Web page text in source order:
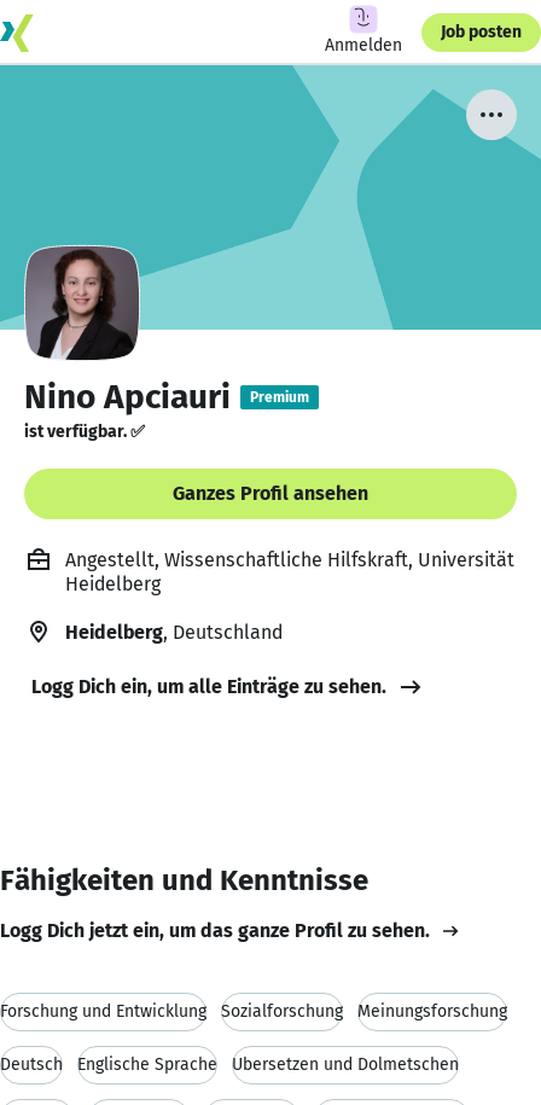
Anmelden
Job posten
Nino Apciauri Premium
ist verfügbar. ✅
Ganzes Profil ansehen
Angestellt, Wissenschaftliche Hilfskraft, Universität
Heidelberg
Heidelberg, Deutschland
Logg Dich ein, um alle Einträge zu sehen.
Fähigkeiten und Kenntnisse
Logg Dich jetzt ein, um das ganze Profil zu sehen.
Forschung und Entwicklung Sozialforschung Meinungsforschung
Deutsch Englische Sprache Übersetzen und Dolmetschen